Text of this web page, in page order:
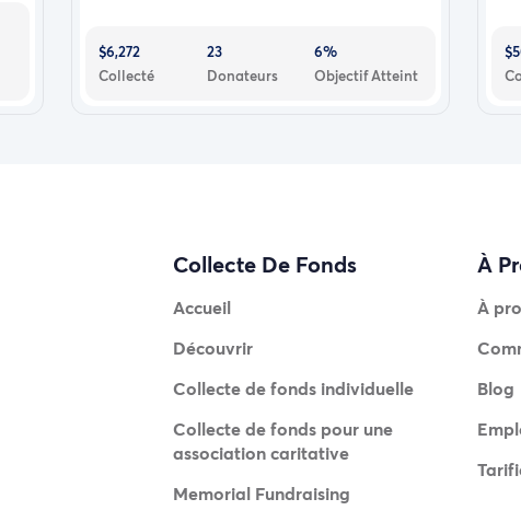
$6,272
Collecté
23
Donateurs
6%
Objectif Atteint
Collecte De Fonds
Accueil
Découvrir
Collecte de fonds individuelle
Collecte de fonds pour une
association caritative
Memorial Fundraising
À
À
Blog